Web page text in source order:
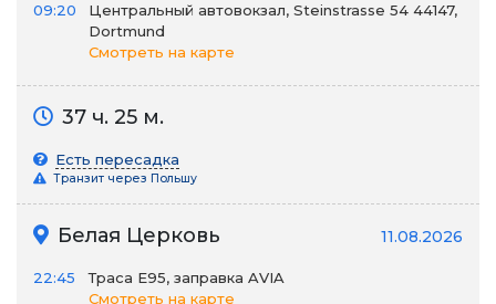
09:20
Центральный автовокзал, Steinstrasse 54 44147,
Dortmund
Смотреть на карте
37 ч. 25 м.
Есть пересадка
Транзит через Польшу
Белая Церковь 11.08.2026
22:45
Траса E95, заправка AVIA
Смотреть на карте